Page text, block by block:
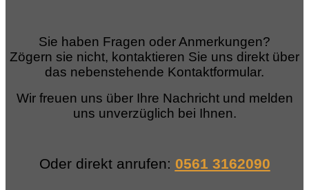
Sie haben Fragen oder Anmerkungen?
Zögern sie nicht, kontaktieren Sie uns direkt über
das nebenstehende Kontaktformular.
Wir freuen uns über Ihre Nachricht und melden
uns unverzüglich bei Ihnen.
Oder direkt anrufen: 0561 3162090